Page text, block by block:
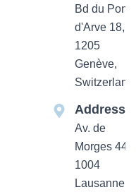
Bd du Pont-
d'Arve 18,
1205
Genève,
Switzerland
Addresse
Av. de
Morges 44
1004
Lausanne,